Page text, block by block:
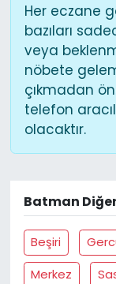
Her eczane
bazıları
veya
nöbete
çıkmadan
telefon
olacaktır.
Batman
Beşiri
Merkez